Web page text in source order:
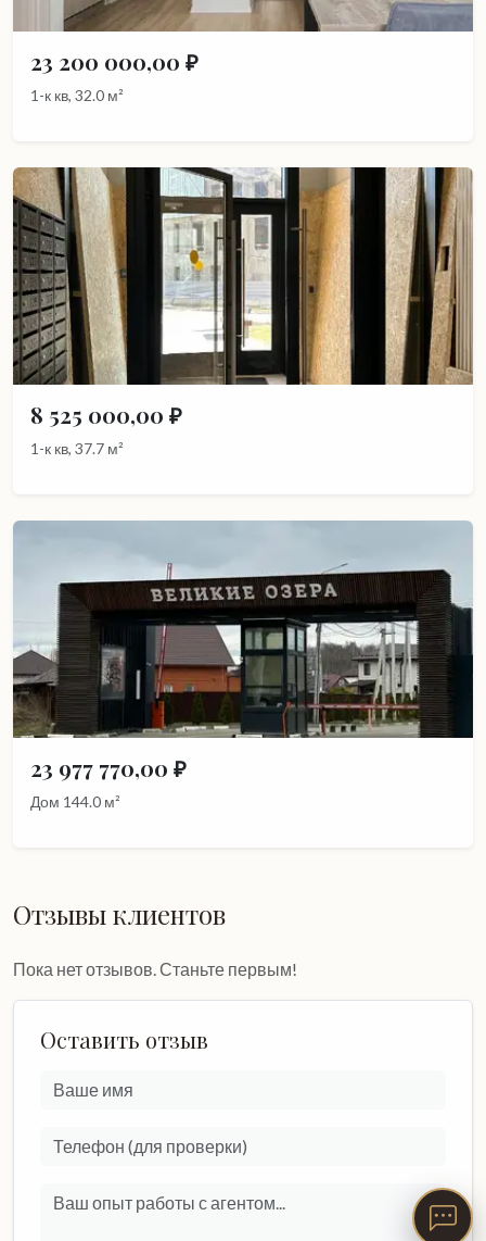
23 200 000,00 ₽
1-к кв, 32.0 м²
8 525 000,00 ₽
1-к кв, 37.7 м²
23 977 770,00 ₽
Дом 144.0 м²
Отзывы клиентов
Пока нет отзывов. Станьте первым!
Оставить отзыв